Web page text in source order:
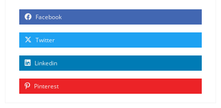
Facebook
Twitter
Linkedin
Pinterest